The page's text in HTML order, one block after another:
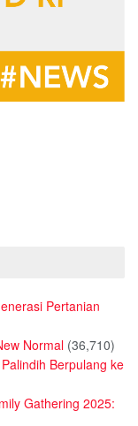
Pertanian
Normal (36,710)
Berpulang ke
Gathering 2025: